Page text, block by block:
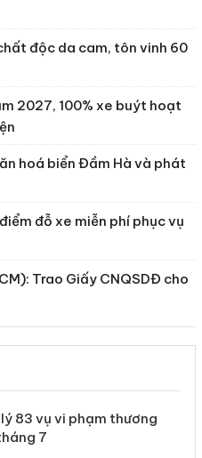
độc da cam, tôn vinh 60
2027, 100% xe buýt hoạt
hoá biển Đầm Hà và phát
đỗ xe miễn phí phục vụ
Trao Giấy CNQSDĐ cho
83 vụ vi phạm thương
7